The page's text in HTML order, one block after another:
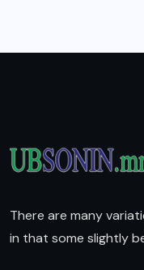
There are many
in that some slightly